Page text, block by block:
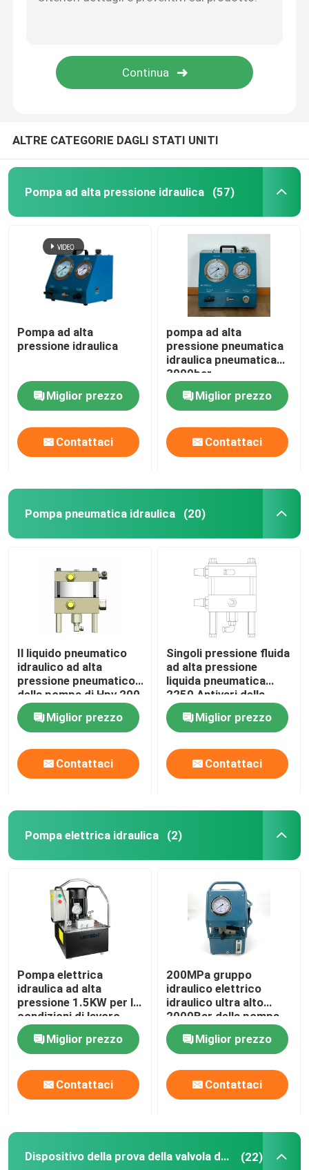
Casa.
Prodotti
Video
Su di noi
Visita alla fabbrica
Controllo della qualità
Notizie
Chiedi un preventivo
Pompa pneumatica idraulica
ALTRE CATEGORIE DAGLI STATI UNITI
Pompa ad alta pressione idraulica (57)
Pompa ad alta
pressione idraulica
Miglior prezzo
Contattaci
pompa ad alta
pressione pneumatica
idraulica pneumatica
3000bar
Miglior prezzo
Contattaci
Pompa pneumatica idraulica (20)
Il liquido pneumatico
idraulico ad alta
pressione pneumatico
della pompa di Hpv 200
pompa 1974 Antivari
Miglior prezzo
Contattaci
Singoli pressione fluida
ad alta pressione
liquida pneumatica
2250 Antivari della
pompa di Hpv 150
Miglior prezzo
Contattaci
Pompa elettrica idraulica (2)
Pompa elettrica
idraulica ad alta
pressione 1.5KW per le
condizioni di lavoro
idrauliche
Miglior prezzo
Contattaci
200MPa gruppo
idraulico elettrico
idraulico ultra alto
2000Bar della pompa
DC220V
Miglior prezzo
Contattaci
Dispositivo della prova della valvola del combustibile (22)